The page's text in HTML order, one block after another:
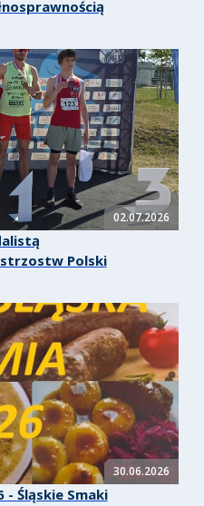
02.07.2026
Polski
30.06.2026
- Śląskie Smaki